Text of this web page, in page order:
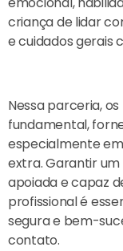
criança de lidar
e cuidados gerais
Nessa parceria,
fundamental,
especialmente
extra. Garantir
apoiada e capaz
profissional é
segura e bem-
contato.